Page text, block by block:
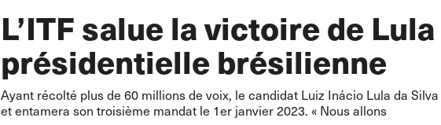
L’ITF salue la victoire de
présidentielle brésilienne
Ayant récolté plus de 60 millions de voix, le candidat Luiz Inácio Lula da
et entamera son troisième mandat le 1er janvier 2023. « Nous allons